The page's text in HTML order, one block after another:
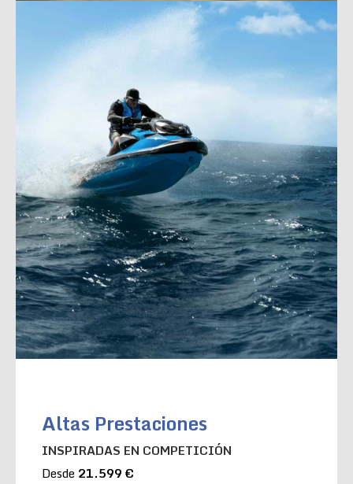
Altas Prestaciones
INSPIRADAS EN COMPETICIÓN
Desde 21.599 €